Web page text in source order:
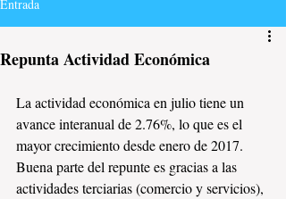
Entrada
Repunta Actividad Económica
La actividad económica en julio tiene un
avance interanual de 2.76%, lo que es el
mayor crecimiento desde enero de 2017.
Buena parte del repunte es gracias a las
actividades terciarias (comercio y servicios),